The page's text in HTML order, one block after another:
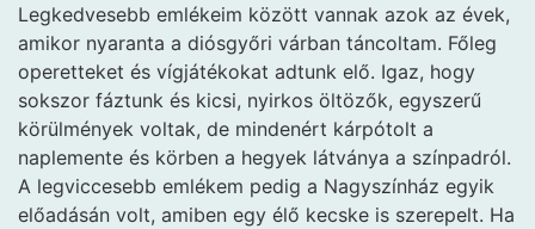
Legkedvesebb emlékeim között vannak azok az évek,
amikor nyaranta a diósgyőri várban táncoltam. Főleg
operetteket és vígjátékokat adtunk elő. Igaz, hogy
sokszor fáztunk és kicsi, nyirkos öltözők, egyszerű
körülmények voltak, de mindenért kárpótolt a
naplemente és körben a hegyek látványa a színpadról.
A legviccesebb emlékem pedig a Nagyszínház egyik
előadásán volt, amiben egy élő kecske is szerepelt. Ha